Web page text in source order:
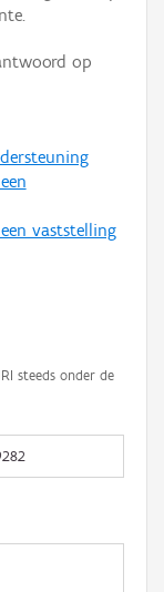
op
vaststelling
steeds onder de